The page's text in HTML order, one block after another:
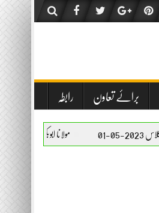
برائے تعاون رابطہ
مولانا ابوبکر حنیف ترجمہ قرآن کلاس 2023-05-01